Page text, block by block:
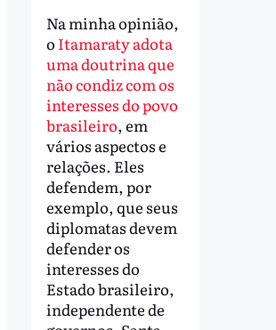
Na minha opinião,
o Itamaraty adota
uma doutrina que
não condiz com os
interesses do povo
brasileiro, em
vários aspectos e
relações. Eles
defendem, por
exemplo, que seus
diplomatas devem
defender os
interesses do
Estado brasileiro,
independente de